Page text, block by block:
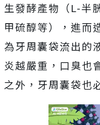
生發酵產物（L-半
甲硫醇等），進而
為牙周囊袋流出的
炎越嚴重，口臭也
之外，牙周囊袋也